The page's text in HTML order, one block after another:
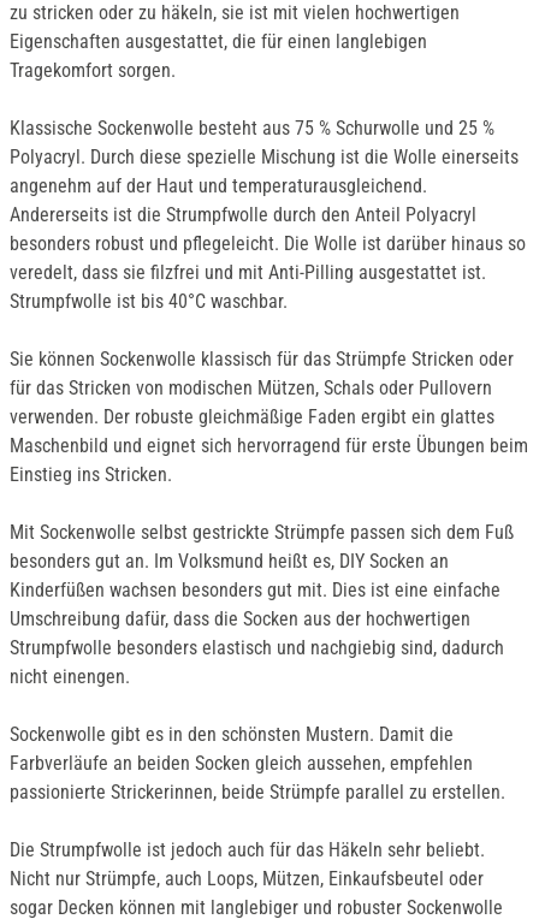
zu stricken oder zu häkeln, sie ist mit vielen hochwertigen
Eigenschaften ausgestattet, die für einen langlebigen
Tragekomfort sorgen.
Klassische Sockenwolle besteht aus 75 % Schurwolle und 25 %
Polyacryl. Durch diese spezielle Mischung ist die Wolle einerseits
angenehm auf der Haut und temperaturausgleichend.
Andererseits ist die Strumpfwolle durch den Anteil Polyacryl
besonders robust und pflegeleicht. Die Wolle ist darüber hinaus so
veredelt, dass sie filzfrei und mit Anti-Pilling ausgestattet ist.
Strumpfwolle ist bis 40°C waschbar.
Sie können Sockenwolle klassisch für das Strümpfe Stricken oder
für das Stricken von modischen Mützen, Schals oder Pullovern
verwenden. Der robuste gleichmäßige Faden ergibt ein glattes
Maschenbild und eignet sich hervorragend für erste Übungen beim
Einstieg ins Stricken.
Mit Sockenwolle selbst gestrickte Strümpfe passen sich dem Fuß
besonders gut an. Im Volksmund heißt es, DIY Socken an
Kinderfüßen wachsen besonders gut mit. Dies ist eine einfache
Umschreibung dafür, dass die Socken aus der hochwertigen
Strumpfwolle besonders elastisch und nachgiebig sind, dadurch
nicht einengen.
Sockenwolle gibt es in den schönsten Mustern. Damit die
Farbverläufe an beiden Socken gleich aussehen, empfehlen
passionierte Strickerinnen, beide Strümpfe parallel zu erstellen.
Die Strumpfwolle ist jedoch auch für das Häkeln sehr beliebt.
Nicht nur Strümpfe, auch Loops, Mützen, Einkaufsbeutel oder
sogar Decken können mit langlebiger und robuster Sockenwolle